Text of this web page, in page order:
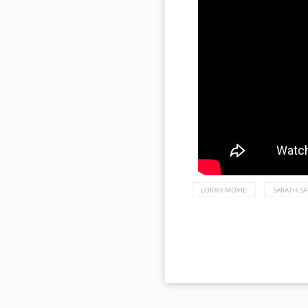
LOKAH MOVIE SARATH